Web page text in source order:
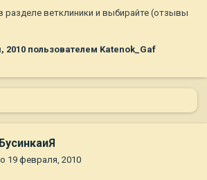
ветклиники и выбирайте (отзывы
2010 пользователем Katenok_Gaf
19 февраля, 2010